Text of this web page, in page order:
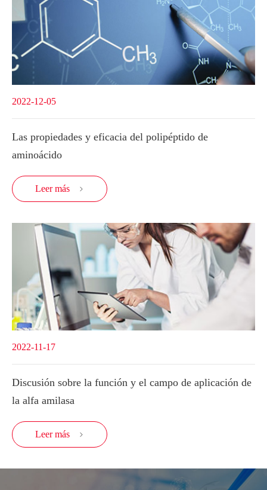
2022-12-05
Las propiedades y eficacia del polipéptido de
aminoácido
Leer más 
2022-11-17
Discusión sobre la función y el campo de aplicación de
la alfa amilasa
Leer más 